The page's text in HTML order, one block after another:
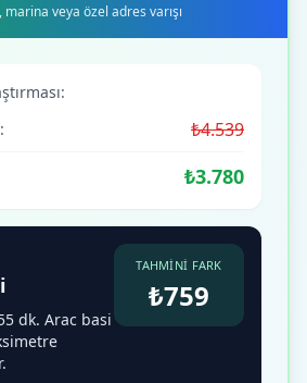
veya özel adres varışı
₺4.539
₺3.780
dk. Arac basi
TAHMINI FARK
₺759